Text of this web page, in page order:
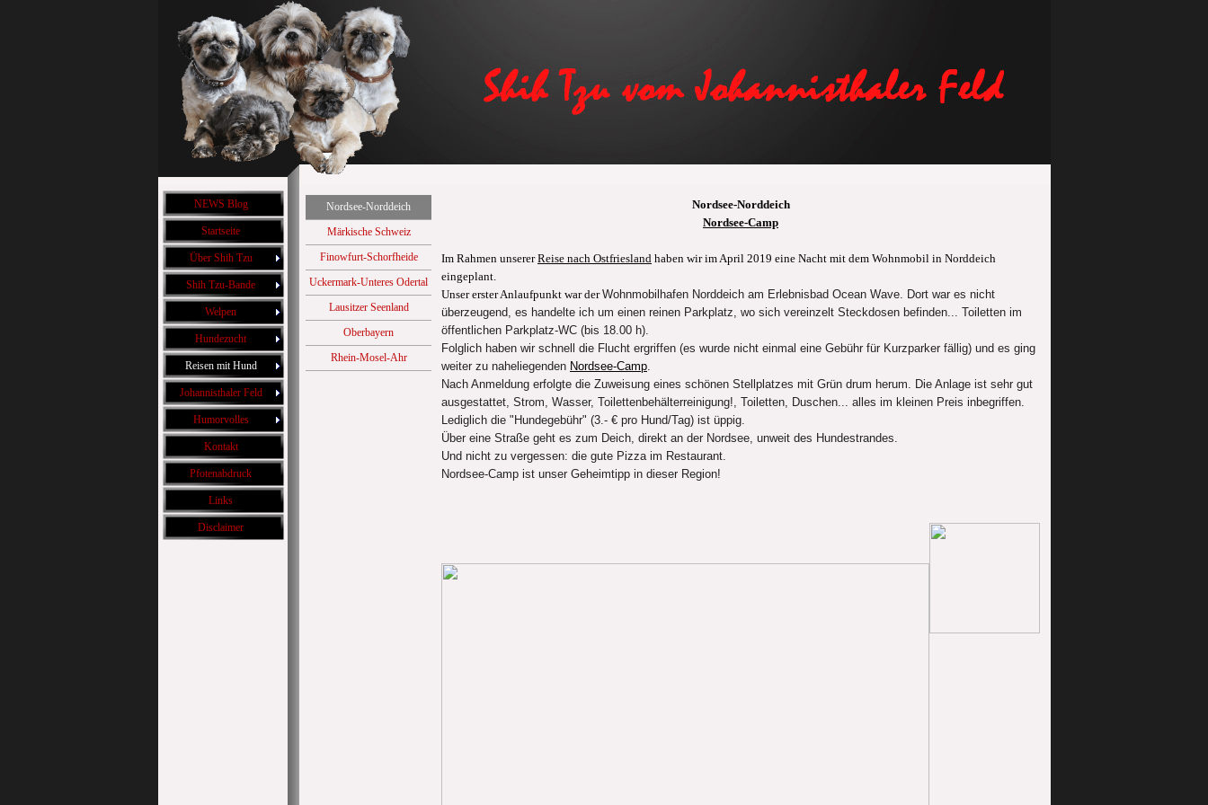
NEWS Blog
Startseite
Über Shih Tzu
Shih Tzu-Bande
Welpen
Hundezucht
Reisen mit Hund
Johannisthaler Feld
Humorvolles
Kontakt
Pfotenabdruck
Links
Disclaimer
Nordsee-Norddeich
Märkische Schweiz
Finowfurt-Schorfheide
Uckermark-Unteres Odertal
Lausitzer Seenland
Oberbayern
Rhein-Mosel-Ahr
Nordsee-Norddeich
Nordsee-Camp
Im Rahmen unsererReise nach Ostfriesland haben wir im April 2019 eine Nacht mit dem Wohnmobil in Norddeich
eingeplant.
Unser erster Anlaufpunkt war derWohnmobilhafen Norddeich am Erlebnisbad Ocean Wave. Dort war es nicht
überzeugend, es handelte ich um einen reinen Parkplatz, wo sich vereinzelt Steckdosen befinden... Toiletten im
öffentlichen Parkplatz-WC (bis 18.00 h).
Folglich haben wir schnell die Flucht ergriffen (es wurde nicht einmal eine Gebühr für Kurzparker fällig) und es ging
weiter zu naheliegenden Nordsee-Camp.
Nach Anmeldung erfolgte die Zuweisung eines schönen Stellplatzes mit Grün drum herum. Die Anlage ist sehr gut
ausgestattet, Strom, Wasser, Toilettenbehälterreinigung!, Toiletten, Duschen... alles im kleinen Preis inbegriffen.
Lediglich die "Hundegebühr" (3.- € pro Hund/Tag) ist üppig.
Über eine Straße geht es zum Deich, direkt an der Nordsee, unweit des Hundestrandes.
Und nicht zu vergessen: die gute Pizza im Restaurant.
Nordsee-Camp ist unser Geheimtipp in dieser Region!